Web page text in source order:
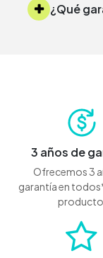
3 años de
Ofrecemos 3
garantía en